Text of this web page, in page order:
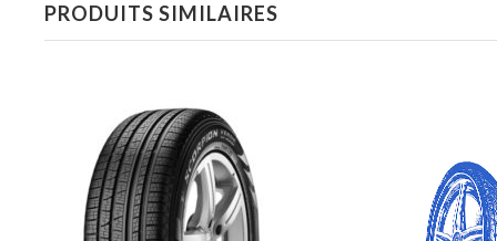
PRODUITS SIMILAIRES